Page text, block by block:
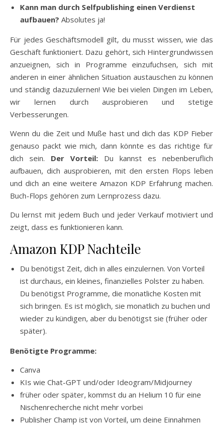
Kann man durch Selfpublishing einen Verdienst
aufbauen? Absolutes ja!
Für jedes Geschäftsmodell gilt, du musst wissen, wie das
Geschäft funktioniert. Dazu gehört, sich Hintergrundwissen
anzueignen, sich in Programme einzufuchsen, sich mit
anderen in einer ähnlichen Situation austauschen zu können
und ständig dazuzulernen! Wie bei vielen Dingen im Leben,
wir lernen durch ausprobieren und stetige
Verbesserungen.
Wenn du die Zeit und Muße hast und dich das KDP Fieber
genauso packt wie mich, dann könnte es das richtige für
dich sein. Der Vorteil: Du kannst es nebenberuflich
aufbauen, dich ausprobieren, mit den ersten Flops leben
und dich an eine weitere Amazon KDP Erfahrung machen.
Buch-Flops gehören zum Lernprozess dazu.
Du lernst mit jedem Buch und jeder Verkauf motiviert und
zeigt, dass es funktionieren kann.
Amazon KDP Nachteile
Du benötigst Zeit, dich in alles einzulernen. Von Vorteil
ist durchaus, ein kleines, finanzielles Polster zu haben.
Du benötigst Programme, die monatliche Kosten mit
sich bringen. Es ist möglich, sie monatlich zu buchen und
wieder zu kündigen, aber du benötigst sie (früher oder
später).
Benötigte Programme:
Canva
KIs wie Chat-GPT und/oder Ideogram/Midjourney
früher oder später, kommst du an Helium 10 für eine
Nischenrecherche nicht mehr vorbei
Publisher Champ ist von Vorteil, um deine Einnahmen